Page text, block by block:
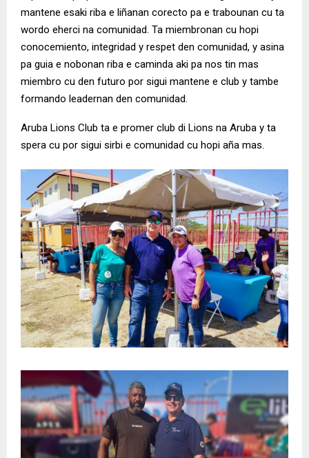
mantene esaki riba e liñanan corecto pa e trabounan cu ta
wordo eherci na comunidad. Ta miembronan cu hopi
conocemiento, integridad y respet den comunidad, y asina
pa guia e nobonan riba e caminda aki pa nos tin mas
miembro cu den futuro por sigui mantene e club y tambe
formando leadernan den comunidad.
Aruba Lions Club ta e promer club di Lions na Aruba y ta
spera cu por sigui sirbi e comunidad cu hopi aña mas.